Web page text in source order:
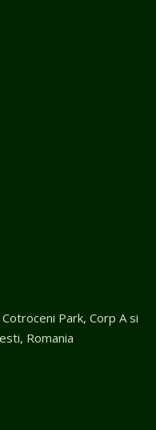
Park, Corp A si
Romania